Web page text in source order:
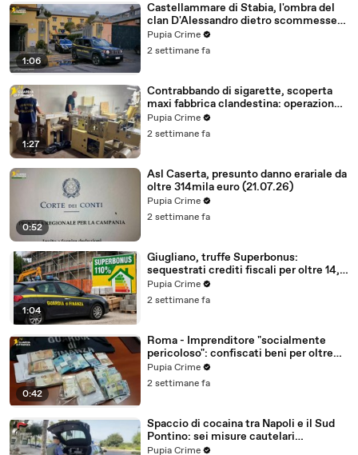
1:06
Castellammare di Stabia, l'ombra del
clan D'Alessandro dietro scommesse
illegali: 5 arresti (24.07.26)
Pupia Crime
2 settimane fa
1:27
Contrabbando di sigarette, scoperta
maxi fabbrica clandestina: operazione
partita da Caserta (23.07.26)
Pupia Crime
2 settimane fa
0:52
Asl Caserta, presunto danno erariale da
oltre 314mila euro (21.07.26)
Pupia Crime
2 settimane fa
1:04
Giugliano, truffe Superbonus:
sequestrati crediti fiscali per oltre 14,5
milioni (21.07.26)
Pupia Crime
2 settimane fa
0:42
Roma - Imprenditore "socialmente
pericoloso": confiscati beni per oltre
2,3 milioni (20.07.26)
Pupia Crime
2 settimane fa
Spaccio di cocaina tra Napoli e il Sud
Pontino: sei misure cautelari
(20.07.26)
Pupia Crime